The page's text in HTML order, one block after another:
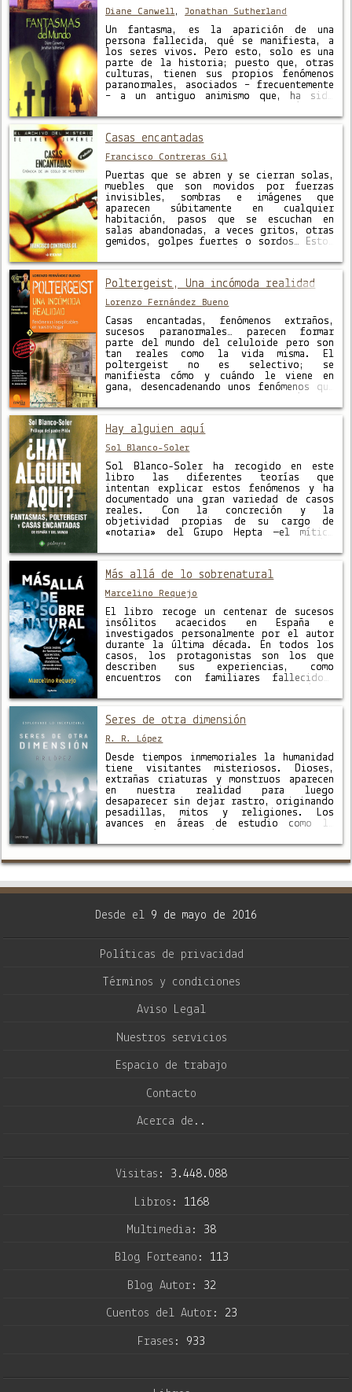
Diane Canwell,Jonathan Sutherland
Un fantasma, es la aparición de una
persona fallecida, qué se manifiesta, a
los seres vivos. Pero esto, solo es una
parte de la historia; puesto que, otras
culturas, tienen sus propios fenómenos
paranormales, asociados – frecuentemente
– a un antiguo animismo que, ha sido
extendiéndose – a través del …
Casas encantadas
Francisco Contreras Gil
Puertas que se abren y se cierran solas,
muebles que son movidos por fuerzas
invisibles, sombras e imágenes que
aparecen súbitamente en cualquier
habitación, pasos que se escuchan en
salas abandonadas, a veces gritos, otras
gemidos, golpes fuertes o sordos… Estos
en las llamadas casas encantadas. El
Poltergeist, Una incómoda realidad
Lorenzo Fernández Bueno
Casas encantadas, fenómenos extraños,
sucesos paranormales… parecen formar
parte del mundo del celuloide pero son
tan reales como la vida misma. El
poltergeist no es selectivo; se
manifiesta cómo y cuándo le viene en
gana, desencadenando unos fenómenos que
sin preparación alguna. En esta obra,
Hay alguien aquí
Sol Blanco-Soler
Sol Blanco-Soler ha recogido en este
libro las diferentes teorías que
intentan explicar estos fenómenos y ha
documentado una gran variedad de casos
reales. Con la concreción y la
objetividad propias de su cargo de
«notaria» del Grupo Hepta —el mítico
decano de la investigación paranormal en
Más allá de lo sobrenatural
Marcelino Requejo
El libro recoge un centenar de sucesos
insólitos acaecidos en España e
investigados personalmente por el autor
durante la última década. En todos los
casos, los protagonistas son los que
describen sus experiencias, como
encuentros con familiares fallecidos,
apariciones de monjes fantasmales en
entidades que parecen …
Seres de otra dimensión
R. R. López
Desde tiempos inmemoriales la humanidad
tiene visitantes misteriosos. Dioses,
extrañas criaturas y monstruos aparecen
en nuestra realidad para luego
desaparecer sin dejar rastro, originando
pesadillas, mitos y religiones. Los
avances en áreas de estudio como la
posibilidad para desentrañar este
Desde el 9 de mayo de 2016
Políticas de privacidad
Términos y condiciones
Aviso Legal
Nuestros servicios
Espacio de trabajo
Contacto
Acerca de..
Visitas: 3.448.088
Libros: 1168
Multimedia: 38
Blog Forteano: 113
Blog Autor: 32
Cuentos del Autor: 23
Frases: 933